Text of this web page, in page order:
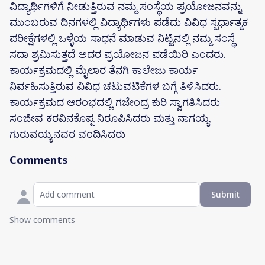
ವಿದ್ಯಾರ್ಥಿಗಳಿಗೆ ನೀಡುತ್ತಿರುವ ನಮ್ಮ ಸಂಸ್ಥೆಯ ಪ್ರಯೋಜನವನ್ನು
ಮುಂಬರುವ ದಿನಗಳಲ್ಲಿ ವಿದ್ಯಾರ್ಥಿಗಳು ಪಡೆದು ವಿವಿಧ ಸ್ಪರ್ಧಾತ್ಮಕ
ಪರೀಕ್ಷೆಗಳಲ್ಲಿ ಒಳ್ಳೆಯ ಸಾಧನೆ ಮಾಡುವ ನಿಟ್ಟಿನಲ್ಲಿ ನಮ್ಮ ಸಂಸ್ಥೆ
ಸದಾ ಶ್ರಮಿಸುತ್ತದೆ ಅದರ ಪ್ರಯೋಜನ ಪಡೆಯಿರಿ ಎಂದರು.
ಕಾರ್ಯಕ್ರಮದಲ್ಲಿ ಮೈಲಾರ ತೆನಗಿ ಕಾಲೇಜು ಕಾರ್ಯ
ನಿರ್ವಹಿಸುತ್ತಿರುವ ವಿವಿಧ ಚಟುವಟಿಕೆಗಳ ಬಗ್ಗೆ ತಿಳಿಸಿದರು.
ಕಾರ್ಯಕ್ರಮದ ಆರಂಭದಲ್ಲಿ ಗಜೇಂದ್ರ ಕುರಿ ಸ್ವಾಗತಿಸಿದರು
ಸಂಜೀವ ಕರವಿನಕೊಪ್ಪ ನಿರೂಪಿಸಿದರು ಮತ್ತು ನಾಗಯ್ಯ
ಗುರುವಯ್ಯನವರ ವಂದಿಸಿದರು
Comments
Submit
Show comments